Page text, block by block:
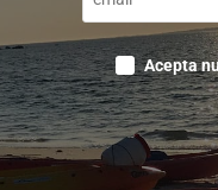
Acepta
Your
Website *